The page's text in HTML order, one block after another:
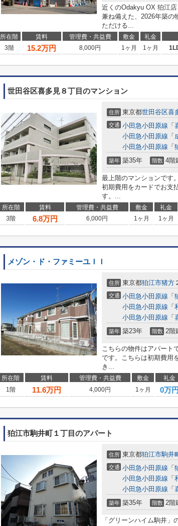
近くのOdakyu OX 狛江
兼ね備えた、2026年築の
ただける...
所在階 賃料 管理費・共益費 敷金 礼金
3階
15.2万円 8,000円 1ヶ月 1ヶ月
世田谷区喜多見８丁目のマンション
住所 東京都世田谷区喜
交通 小田急小田原線 「
小田急小田原線 「
小田急小田原線 「
築年 築35年 階数 4階
最上階のマンションです
初期費用をカードでお支
す。...
所在階 賃料 管理費・共益費 敷金 礼金
3階
6.8万円 6,000円 1ヶ月 1ヶ月
メゾン・ド・ファミーユＩＩ
住所 東京都狛江市猪方
交通 小田急小田原線 「
小田急小田原線 「
小田急小田原線 「
築年 築23年 階数 2階
こちらの物件はアパート
です。こちらは初期費用
き...
所在階 賃料 管理費・共益費 敷金 礼金
1階
11.6万円 4,000円 1ヶ月 0万円
狛江市駒井町１丁目のアパート
住所 東京都狛江市駒井
交通 小田急小田原線 「
小田急小田原線 「
小田急小田原線 「
築年 築35年 階数 2階
「グリーンハイム駒井